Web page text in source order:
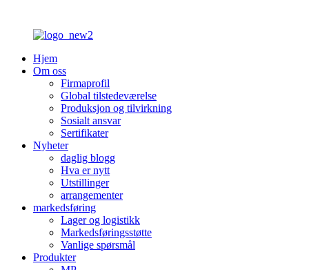
Hjem
Om oss
Firmaprofil
Global tilstedeværelse
Produksjon og tilvirkning
Sosialt ansvar
Sertifikater
Nyheter
daglig blogg
Hva er nytt
Utstillinger
arrangementer
markedsføring
Lager og logistikk
Markedsføringsstøtte
Vanlige spørsmål
Produkter